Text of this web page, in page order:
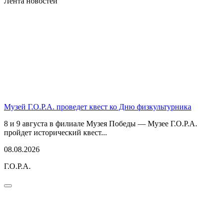
Музей Г.О.Р.А. проведет квест ко Дню физкультурника
8 и 9 августа в филиале Музея Победы — Музее Г.О.Р.А.
пройдет исторический квест...
08.08.2026
Г.О.Р.А.